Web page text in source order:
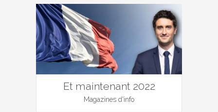
Et maintenant 2022
Magazines d'info